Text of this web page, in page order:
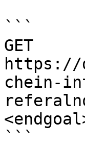
```
GET
https://
chein-
```